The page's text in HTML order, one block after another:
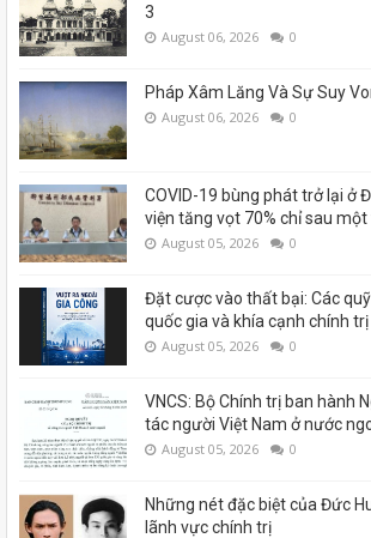
3
August 06, 2026 0
Pháp Xâm Lăng Và Sự Suy
August 06, 2026 0
COVID-19 bùng phát trở lại ở
viện tăng vọt 70% chỉ sau một
August 05, 2026 0
Đặt cược vào thất bại: Các
quốc gia và khía cạnh chính
August 05, 2026 0
VNCS: Bộ Chính trị ban hành
tác người Việt Nam ở nước
August 05, 2026 0
Những nét đặc biệt của Đức
lãnh vực chính trị